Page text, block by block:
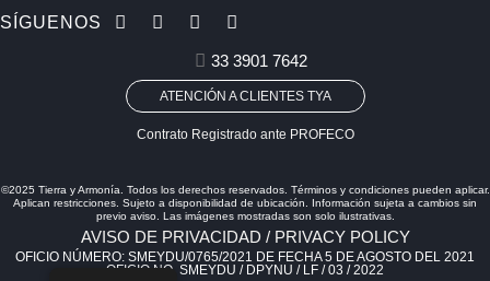
SÍGUENOS
33 3901 7642
ATENCIÓN A CLIENTES TYA
Contrato Registrado ante PROFECO
©2025 Tierra y Armonía. Todos los derechos reservados. Términos y condiciones pueden aplicar.
Aplican restricciones. Sujeto a disponibilidad de ubicación. Información sujeta a cambios sin
previo aviso. Las imágenes mostradas son solo ilustrativas.
AVISO DE PRIVACIDAD / PRIVACY POLICY
OFICIO NÚMERO: SMEYDU/0765/2021 DE FECHA 5 DE AGOSTO DEL 2021
OFICIO NO. SMEYDU / DPYNU / LF / 03 / 2022